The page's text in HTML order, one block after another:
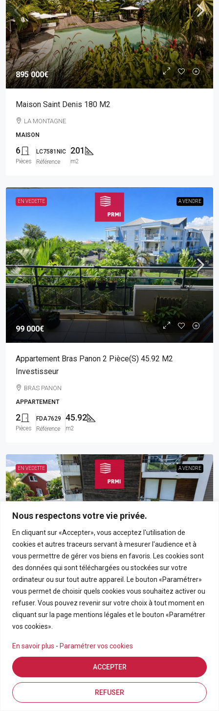
Nous respectons votre vie privée.
En cliquant sur «Accepter», vous acceptez l'utilisation de
cookies et autres traceurs servant à mesurer l'audience et à
vous permettre de gérer vos biens en favoris. Les cookies sont
des données qui sont téléchargées ou stockées sur votre
ordinateur ou sur tout autre appareil. Le bouton «Paramétrer»
vous permet de choisir quels cookies vous souhaitez activer ou
refuser. Vous pouvez revenir sur votre choix à tout moment en
cliquant sur la page mentions légales et le bouton «Paramétrer
vos cookies».
En savoir plus - Paramétrer vos cookies
REFUSER
ACCEPTER
Estimation en ligne
895 000€
Maison Saint Denis 180 M2
LA MONTAGNE
MAISON
6
Pièces
LC7581NIC
Référence
201
m2
EN VEDETTE A VENDRE
99 000€
Appartement Bras Panon 2 Pièce(s) 45.92 M2
Investisseur
BRAS PANON
APPARTEMENT
2
Pièces
FDA7629
Référence
45.92
m2
EN VEDETTE A VENDRE
190 000€
Appartement T3 En Rez-De-Chaussée Avec Grand
BRAS PANON
3 69.21